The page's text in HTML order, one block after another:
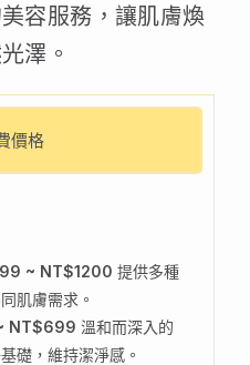
容服務，讓肌膚煥
澤。
價格
~ NT$1200 提供多種
肌膚需求。
NT$699 溫和而深入的
礎，維持潔淨感。